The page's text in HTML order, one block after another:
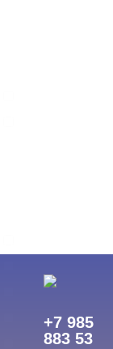
Акригель
Уф-Гель
Биогель
+7 985
883 53